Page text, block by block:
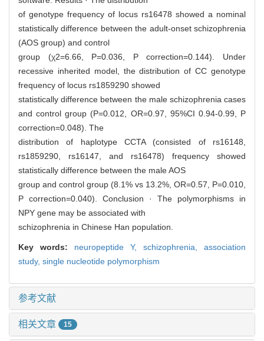
of genotype frequency of locus rs16478 showed a nominal
statistically difference between the adult-onset schizophrenia
(AOS group) and control
group (χ2=6.66, P=0.036, P correction=0.144). Under
recessive inherited model, the distribution of CC genotype
frequency of locus rs1859290 showed
statistically difference between the male schizophrenia cases
and control group (P=0.012, OR=0.97, 95%CI 0.94-0.99, P
correction=0.048). The
distribution of haplotype CCTA (consisted of rs16148,
rs1859290, rs16147, and rs16478) frequency showed
statistically difference between the male AOS
group and control group (8.1% vs 13.2%, OR=0.57, P=0.010,
P correction=0.040). Conclusion · The polymorphisms in
NPY gene may be associated with
schizophrenia in Chinese Han population.
Key words: neuropeptide Y, schizophrenia, association
study, single nucleotide polymorphism
参考文献
相关文章 15